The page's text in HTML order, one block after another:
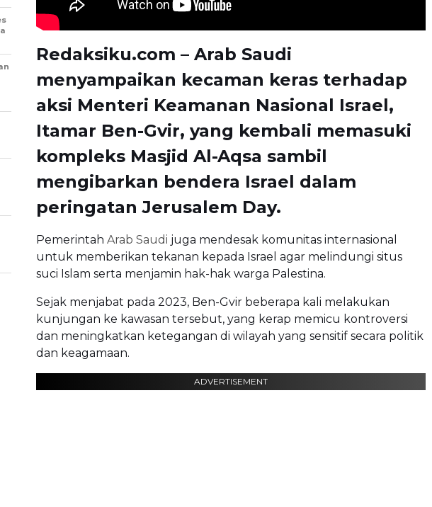
Redaksiku.com – Arab Saudi
menyampaikan kecaman keras terhadap
aksi Menteri Keamanan Nasional Israel,
Itamar Ben-Gvir, yang kembali memasuki
kompleks Masjid Al-Aqsa sambil
mengibarkan bendera Israel dalam
peringatan Jerusalem Day.
Pemerintah Arab Saudi juga mendesak komunitas internasional
untuk memberikan tekanan kepada Israel agar melindungi situs
suci Islam serta menjamin hak-hak warga Palestina.
Sejak menjabat pada 2023, Ben-Gvir beberapa kali melakukan
kunjungan ke kawasan tersebut, yang kerap memicu kontroversi
dan meningkatkan ketegangan di wilayah yang sensitif secara politik
dan keagamaan.
ADVERTISEMENT